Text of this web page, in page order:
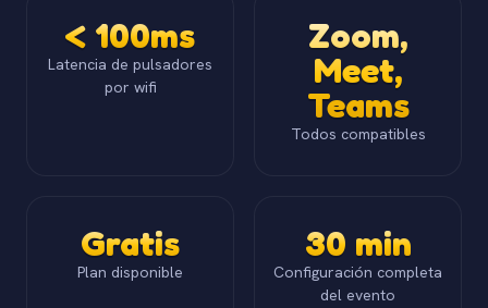
< 100ms
Latencia de pulsadores
por wifi
Zoom,
Meet,
Teams
Todos compatibles
Gratis
Plan disponible
30 min
Configuración completa
del evento